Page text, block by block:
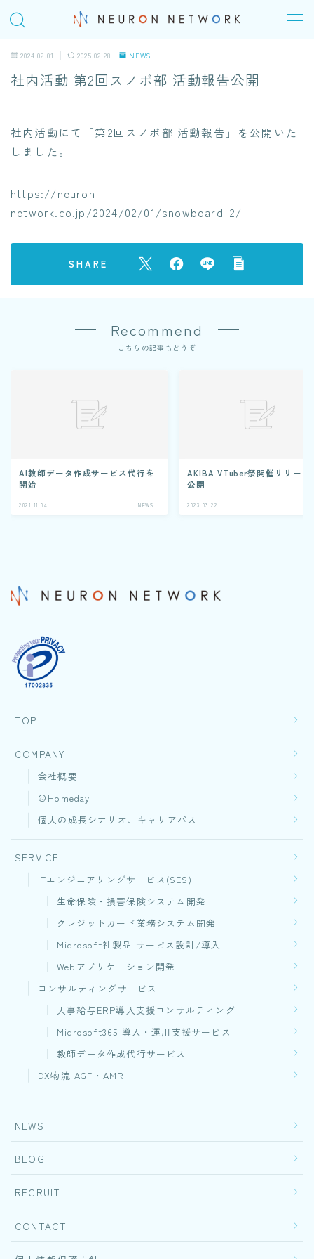
MENU
COMPANY
＠Homeday
個人の成長シナリオ、キャリアパス
クレジットカード業務システム開発
Microsoft 製品導入サービス​
コンサルティングサービス
教師データ作成代行サービス
DX物流 AGF・AMR
BLOG
CONTACT
2024.02.01 2025.02.28 NEWS
社内活動 第2回スノボ部 活動報告公開
社内活動にて「第2回スノボ部 活動報告」を公開いた
しました。
https://neuron-
network.co.jp/2024/02/01/snowboard-2/
SHARE
Recommend
こちらの記事もどうぞ
AI教師データ作成サービス代行を
開始
2021.11.04 NEWS
AKIBA VTuber祭開催リリース
公開
2023.03.22
TOP
COMPANY
会社概要
＠Homeday
個人の成長シナリオ、キャリアパス
SERVICE
ITエンジニアリングサービス(SES)
生命保険・損害保険システム開発​
クレジットカード業務システム開発
Microsoft社製品 サービス設計/導入
Webアプリケーション開発​
コンサルティングサービス
人事給与ERP導入支援コンサルティング
Microsoft365 導入・運用支援サービス
教師データ作成代行サービス
DX物流 AGF・AMR
NEWS
BLOG
RECRUIT
CONTACT